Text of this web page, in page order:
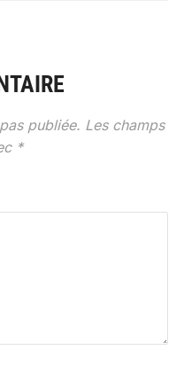
publiée. Les champs
*